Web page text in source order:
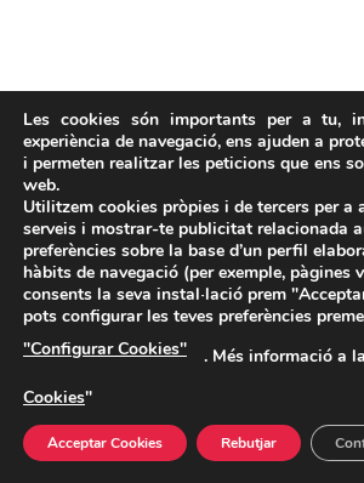
Les cookies són importants per a tu,
experiència de navegació, ens ajuden a
i permeten realitzar les peticions que ens
web.
Utilitzem cookies pròpies i de tercers per a
serveis i mostrar-te publicitat relacionada
preferències sobre la base d’un perfil
hàbits de navegació (per exemple, pàgines
consents la seva instal·lació prem
pots configurar les teves preferències
"Configurar Cookies"
. Més informació a
Cookies"
Acceptar Cookies Rebutjar